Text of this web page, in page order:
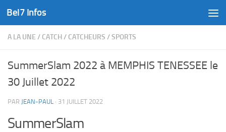
Skip to content
Bel7 Infos
A LA UNE / CATCH/ CATCHEURS /SPORTS
SummerSlam 2022 à MEMPHIS TENESSEE le
30 Juillet 2022
PAR JEAN-PAUL · 31 JUILLET 2022
SummerSlam